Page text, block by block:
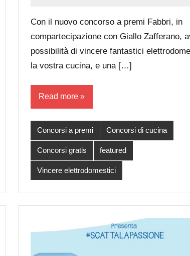
Con il nuovo concorso a premi Fabbri, in
compartecipazione con Giallo Zafferano,
possibilità di vincere fantastici
la vostra cucina, e una […]
Read more
Concorsi a premi Concorsi di cucina
Concorsi gratis featured
Vincere elettrodomestici